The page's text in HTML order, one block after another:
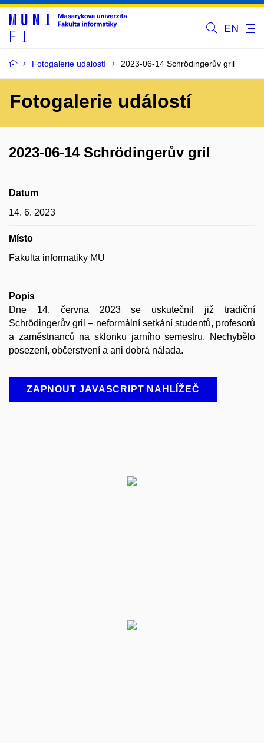
EN
Fotogalerie událostí 2023-06-14 Schrödingerův gril
Fotogalerie událostí
2023-06-14 Schrödingerův gril
Datum
14. 6. 2023
Místo
Fakulta informatiky MU
Popis
Dne 14. června 2023 se uskutečnil již tradiční
Schrödingerův gril – neformální setkání studentů, profesorů
a zaměstnanců na sklonku jarního semestru. Nechybělo
posezení, občerstvení a ani dobrá nálada.
ZAPNOUT JAVASCRIPT NAHLÍŽEČ